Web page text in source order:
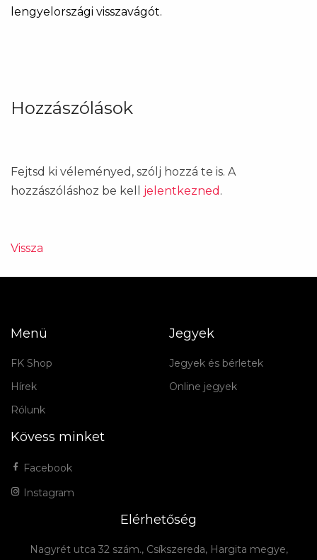
lengyelországi visszavágót.
Hozzászólások
Fejtsd ki véleményed, szólj hozzá te is. A
hozzászóláshoz be kell jelentkezned .
Vissza
Menü
FK Shop
Hírek
Rólunk
Jegyek
Jegyek és bérletek
Online jegyek
Kövess minket
Facebook
Instagram
Elérhetőség
Nagyrét utca 32 szám., Csíkszereda, Hargita megye,